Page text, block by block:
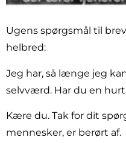
Ugens spørgsmål til
helbred:
Jeg har, så længe jeg
selvværd. Har du en
Kære du. Tak for dit
mennesker, er berørt af.